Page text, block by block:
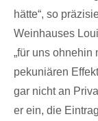
hätte“, so
Weinhauses
„für uns ohnehin
pekuniären
gar nicht an
er ein, die